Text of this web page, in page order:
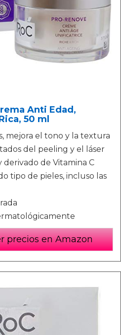
Anti Edad,
50 ml
mejora el tono y la textura
del peeling y el láser
derivado de Vitamina C
tipo de pieles, incluso las
precios en Amazon